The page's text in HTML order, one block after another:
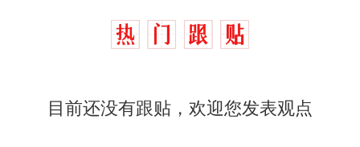
目前还没有跟贴，欢迎您发表观点